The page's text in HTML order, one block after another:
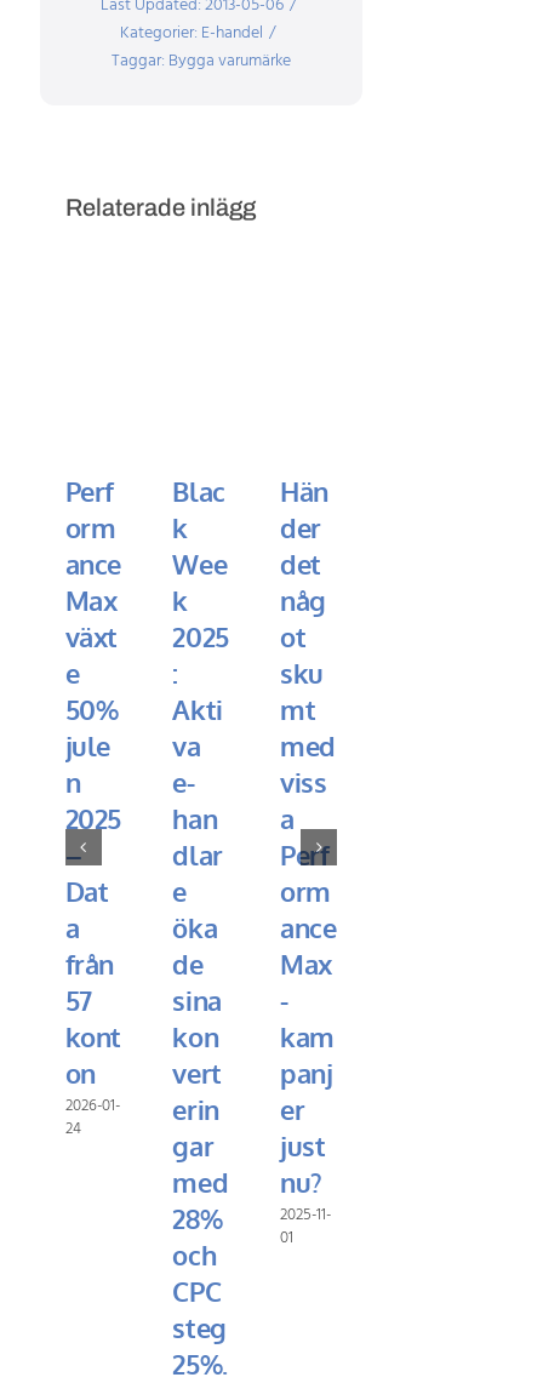
Last Updated: 2013-05-06 /
Kategorier: E-handel /
Taggar: Bygga varumärke
Relaterade inlägg
Perf
orm
ance
Max
växt
e
50%
jule
n
2025
–
Dat
a
från
57
kont
on
2026-01-
24
Blac
k
Wee
k
2025
:
Akti
va
e-
han
dlar
e
öka
de
sina
kon
vert
erin
gar
med
28%
och
CPC
steg
25%.
Hän
der
det
någ
ot
sku
mt
med
viss
a
Perf
orm
ance
Max
-
kam
panj
er
just
nu?
2025-11-
01